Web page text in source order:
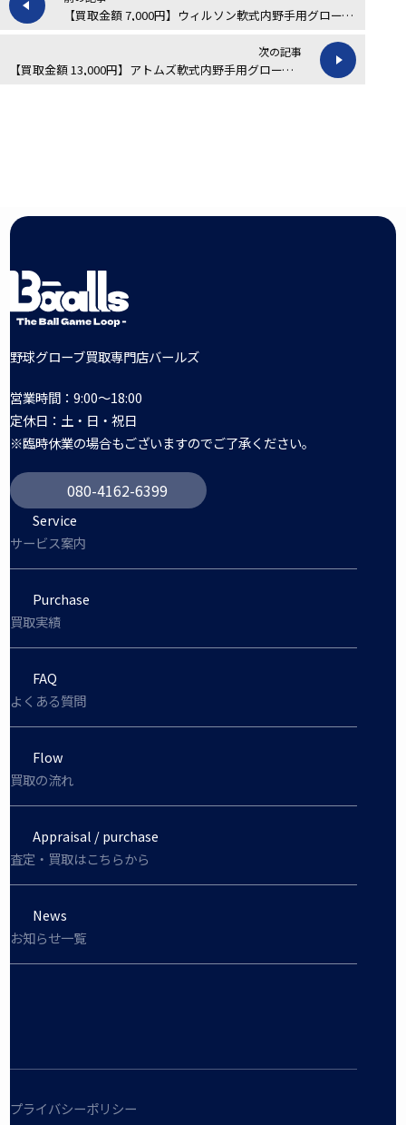
【買取金額 7,000円】ウィルソン軟式内野手用グローブの買取実績
次の記事
【買取金額 13,000円】アトムズ軟式内野手用グローブの買取実績
野球グローブ買取専門店バールズ
営業時間：9:00～18:00
定休日：土・日・祝日
※臨時休業の場合もございますのでご了承ください。
080-4162-6399
Service
サービス案内
Purchase
買取実績
FAQ
よくある質問
Flow
買取の流れ
Appraisal / purchase
査定・買取はこちらから
News
お知らせ一覧
プライバシーポリシー